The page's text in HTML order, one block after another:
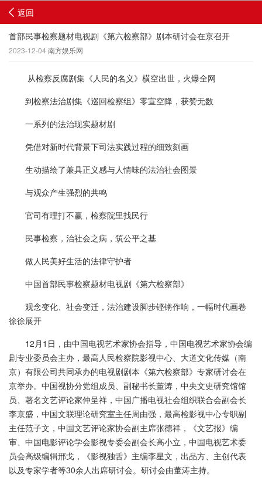
返回
首部民事检察题材电视剧《第六检察部》剧本研讨会在京召开
2023-12-04 南方娱乐网
从检察反腐剧集《人民的名义》横空出世，火爆全网
到检察法治剧集《巡回检察组》零宣空降，获赞无数
一系列的法治现实题材剧
凭借对新时代背景下司法实践过程的细致刻画
生动描绘了兼具正义感与人情味的法治社会图景
与观众产生强烈的共鸣
官司有理打不赢，检察院里找民行
民事检察，治社会之病，筑公平之基
做人民美好生活的法律守护者
中国首部民事检察题材电视剧《第六检察部》
观念变化、社会变迁，法治建设脚步铿锵作响，一幅时代画卷
徐徐展开
12月1日，由中国电视艺术家协会指导，中国电视艺术家协会编
剧专业委员会主办，最高人民检察院影视中心、大道文化传媒（南
京）有限公司共同承办的电视剧剧本《第六检察部》专家研讨会在
京举办。中国视协分党组成员、副秘书长董涛，中央文史研究馆馆
员、著名文艺评论家仲呈祥，中国广播电视社会组织联合会副会长
李京盛，中国文联理论研究室主任周由强，最高检影视中心专职副
主任范子文，中国文艺评论家协会副主席张德祥，《文艺报》编
审、中国电影评论学会影视专委会副会长高小立，中国电视艺术委
员会高级编辑邢戈，《影视独舌》主编李星文，出品方、主创代表
以及专家学者等30余人出席研讨会。研讨会由董涛主持。